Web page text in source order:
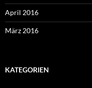
April 2016
März 2016
KATEGORIEN